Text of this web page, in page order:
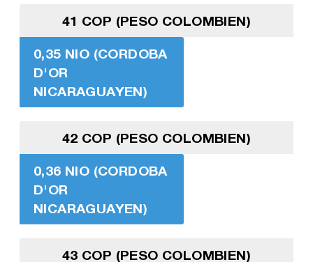
41 COP (PESO COLOMBIEN)
0,35 NIO (CORDOBA
D'OR
NICARAGUAYEN)
42 COP (PESO COLOMBIEN)
0,36 NIO (CORDOBA
D'OR
NICARAGUAYEN)
43 COP (PESO COLOMBIEN)